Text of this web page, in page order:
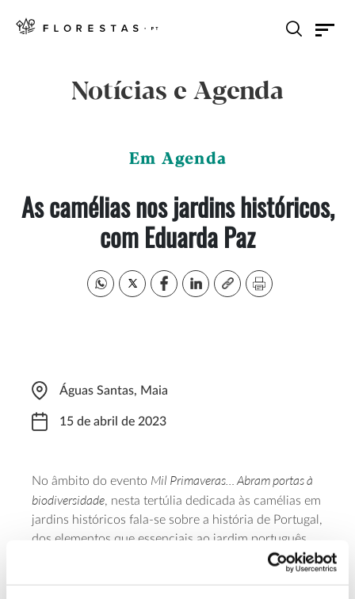
Notícias e Agenda
Em Agenda
As camélias nos jardins históricos,
com Eduarda Paz
Águas Santas, Maia
15 de abril de 2023
No âmbito do evento Mil Primaveras… Abram portas à
biodiversidade, nesta tertúlia dedicada às camélias em
jardins históricos fala-se sobre a história de Portugal,
dos elementos que essenciais ao jardim português
(tais como grandes tanques, azulejos, vista sobre